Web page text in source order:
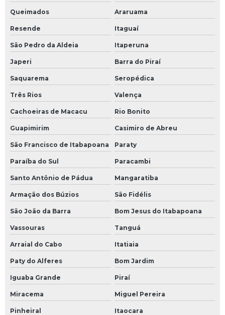
Estrutura metálica para sistema de fluido térmico
Estrutura metálica para sistema de fluido térmico preço
Fábrica de sistema de fluido térmico
Fábrica de tanques para sistema de fluido térmico
Fabricação de skids
Fabricação de tanques para sistema de fluido térmico
Fabricante de skid de bombas
Filtragem de óleo térmico
Fluido térmico alta temperatura
Fluido térmico onde comprar
Fluido térmico preço
Fluido térmico sintético
Fluido para transferência de calor
Queimados Araruama
Resende Itaguaí
São Pedro da Aldeia Itaperuna
Japeri Barra do Piraí
Saquarema Seropédica
Três Rios Valença
Cachoeiras de Macacu Rio Bonito
Guapimirim Casimiro de Abreu
São Francisco de Itabapoana Paraty
Paraíba do Sul Paracambi
Santo Antônio de Pádua Mangaratiba
Armação dos Búzios São Fidélis
São João da Barra Bom Jesus do Itabapoana
Vassouras Tanguá
Arraial do Cabo Itatiaia
Paty do Alferes Bom Jardim
Iguaba Grande Piraí
Miracema Miguel Pereira
Pinheiral Itaocara